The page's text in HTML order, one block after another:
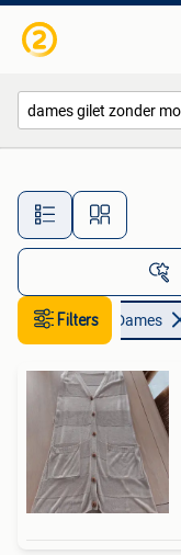
Filters
Kleding | Dames